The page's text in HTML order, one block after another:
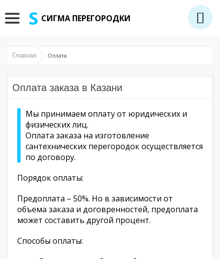
СИГМА ПЕРЕГОРОДКИ
Главная Оплата
Оплата заказа в Казани
Мы принимаем оплату от юридических и
физических лиц.
Оплата заказа на изготовление
сантехнических перегородок осуществляется
по договору.
Порядок оплаты:
Предоплата – 50%. Но в зависимости от
объема заказа и договренностей, предоплата
может составить другой процент.
Способы оплаты: